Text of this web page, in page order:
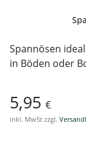
Spannösen
in Böden oder
5,95 €
inkl. MwSt zzgl.